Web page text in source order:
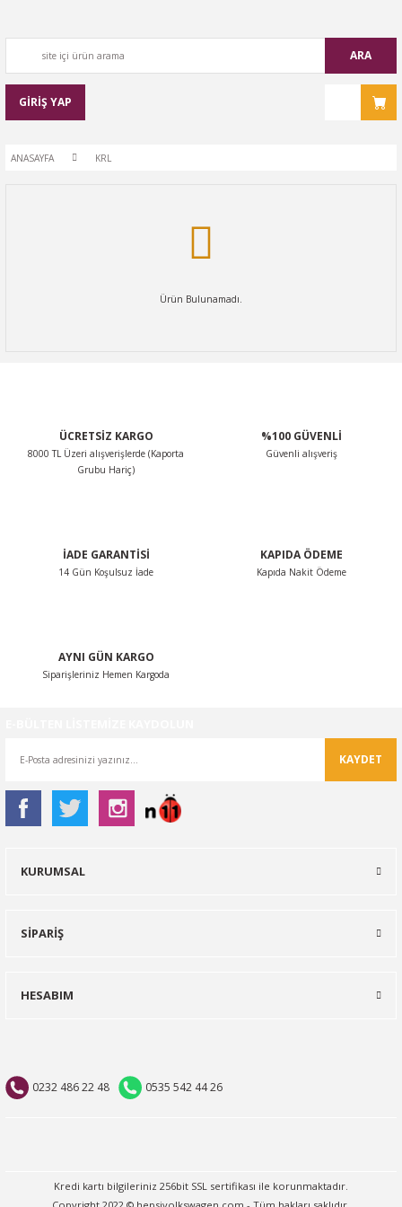
ARA
GİRİŞ YAP
ANASAYFA KRL
Ürün Bulunamadı.
ÜCRETSİZ KARGO
8000 TL Üzeri alışverişlerde (Kaporta
Grubu Hariç)
%100 GÜVENLİ
Güvenli alışveriş
İADE GARANTİSİ
14 Gün Koşulsuz İade
KAPIDA ÖDEME
Kapıda Nakit Ödeme
AYNI GÜN KARGO
Siparişleriniz Hemen Kargoda
KAYDET
0232 486 22 48 0535 542 44 26
KURUMSAL
SİPARİŞ
HESABIM
Kredi kartı bilgileriniz 256bit SSL sertifikası ile korunmaktadır.